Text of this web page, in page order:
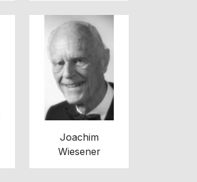
Joachim
Wiesener